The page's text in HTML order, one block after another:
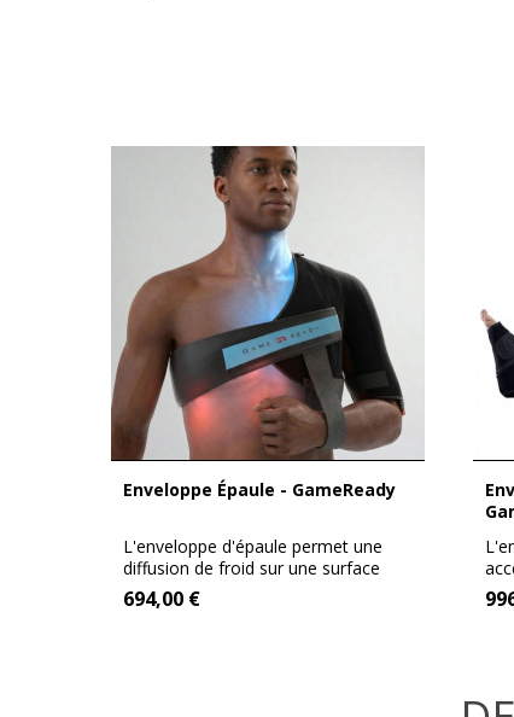
Enveloppe Épaule - GameReady
L'enveloppe d'épaule permet une
diffusion de froid sur une surface
très...
694,00 €
Enveloppe de jambe entière -